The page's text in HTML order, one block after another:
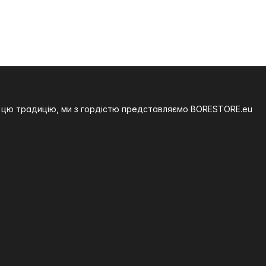
традицію, ми з гордістю представляємо BORESTORE.eu